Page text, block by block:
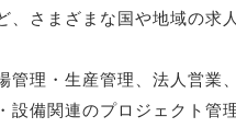
、さまざまな国や地域の求
管理・生産管理、法人営業
設備関連のプロジェクト管